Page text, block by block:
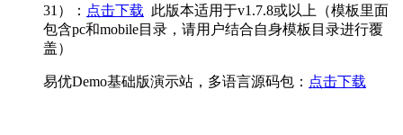
31）： 点击下载 此版本适用于v1.7.8或以上（模板里面
包含pc和mobile目录，请用户结合自身模板目录进行覆
盖）
易优Demo基础版演示站，多语言源码包： 点击下载